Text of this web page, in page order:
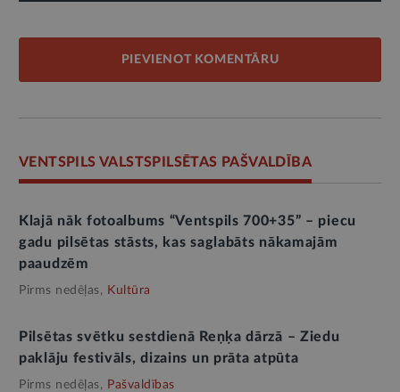
PIEVIENOT KOMENTĀRU
VENTSPILS VALSTSPILSĒTAS PAŠVALDĪBA
Klajā nāk fotoalbums “Ventspils 700+35” – piecu
gadu pilsētas stāsts, kas saglabāts nākamajām
paaudzēm
Pirms nedēļas, Kultūra
Pilsētas svētku sestdienā Reņķa dārzā – Ziedu
paklāju festivāls, dizains un prāta atpūta
Pirms nedēļas, Pašvaldības